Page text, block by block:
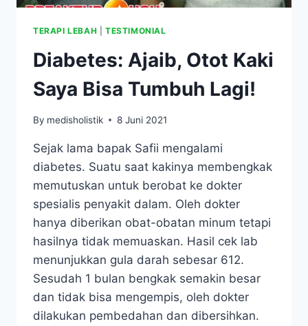
TERAPI LEBAH TESTIMONIAL
Diabetes: Ajaib, Otot Kaki
Saya Bisa Tumbuh Lagi!
By medisholistik 8 Juni 2021
Sejak lama bapak Safii mengalami
diabetes. Suatu saat kakinya membengkak
memutuskan untuk berobat ke dokter
spesialis penyakit dalam. Oleh dokter
hanya diberikan obat-obatan minum tetapi
hasilnya tidak memuaskan. Hasil cek lab
menunjukkan gula darah sebesar 612.
Sesudah 1 bulan bengkak semakin besar
dan tidak bisa mengempis, oleh dokter
dilakukan pembedahan dan dibersihkan.